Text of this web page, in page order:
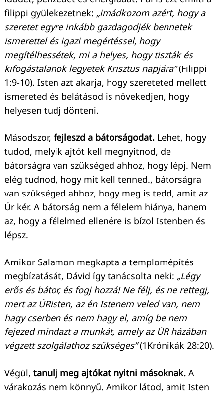
filippi gyülekezetnek: „imádkozom azért, hogy a
szeretet egyre inkább gazdagodjék bennetek
ismerettel és igazi megértéssel, hogy
megítélhessétek, mi a helyes, hogy tiszták és
kifogástalanok legyetek Krisztus napjára”(Filippi
1:9-10). Isten azt akarja, hogy szereteted mellett
ismereted és belátásod is növekedjen, hogy
helyesen tudj dönteni.
Másodszor, fejleszd a bátorságodat. Lehet, hogy
tudod, melyik ajtót kell megnyitnod, de
bátorságra van szükséged ahhoz, hogy lépj. Nem
elég tudnod, hogy mit kell tenned., bátorságra
van szükséged ahhoz, hogy meg is tedd, amit az
Úr kér. A bátorság nem a félelem hiánya, hanem
az, hogy a félelmed ellenére is bízol Istenben és
lépsz.
Amikor Salamon megkapta a templomépítés
megbízatását, Dávid így tanácsolta neki: „Légy
erős és bátor, és fogj hozzá! Ne félj, és ne rettegj,
mert az ÚRisten, az én Istenem veled van, nem
hagy cserben és nem hagy el, amíg be nem
fejezed mindazt a munkát, amely az ÚR házában
végzett szolgálathoz szükséges”(1Krónikák 28:20).
Végül, tanulj meg ajtókat nyitni másoknak. A
várakozás nem könnyű. Amikor látod, amit Isten